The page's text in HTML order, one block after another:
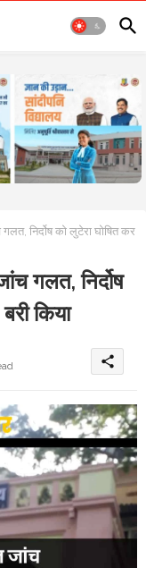
निर्दोष को लुटेरा घोषित कर
गलत, निर्दोष
किया
share